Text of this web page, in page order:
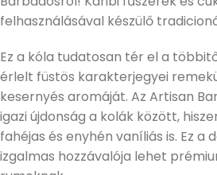
felhasználásával készülő
Ez a kóla tudatosan tér el a
érlelt füstös karakterjegyei
kesernyés aromáját. Az Artisan
igazi újdonság a kolák között,
fahéjas és enyhén vaníliás is. Ez a
izgalmas hozzávalója lehet